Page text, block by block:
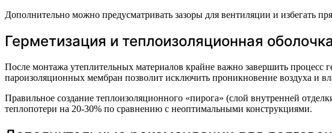
Дополнительно можно предусматривать зазоры для вентиляции и избегать
Герметизация и теплоизоляционная оболочка
После монтажа утеплительных материалов крайне важно завершить
пароизоляционных мембран позволит исключить проникновение воздуха и
Правильное создание теплоизоляционного «пирога» (слой внутренней
теплопотери на 20-30% по сравнению с неоптимальными конструкциями.